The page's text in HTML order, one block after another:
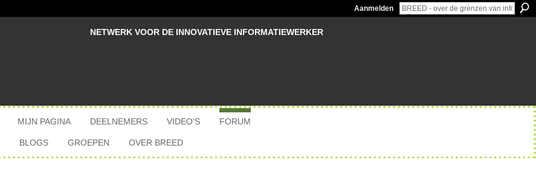
Aanmelden
NETWERK VOOR DE INNOVATIEVE INFORMATIEWERKER
MIJN PAGINA DEELNEMERS VIDEO'S FORUM
BLOGS GROEPEN OVER BREED